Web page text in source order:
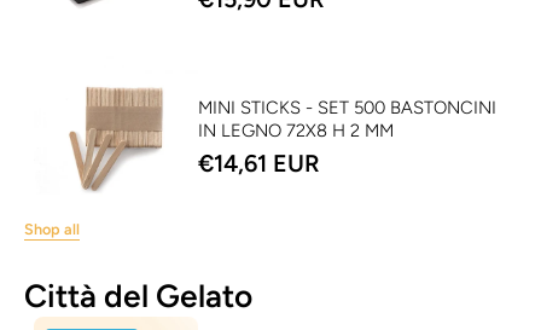
MINI STICKS - SET 500 BASTONCINI
IN LEGNO 72X8 H 2 MM
€14,61 EUR
Shop all
Città del Gelato